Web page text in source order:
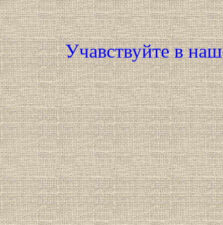
Учавствуйте в